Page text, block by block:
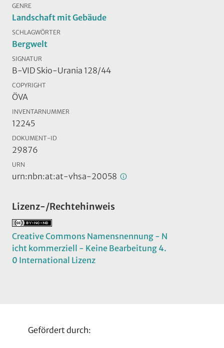
GENRE
Landschaft mit Gebäude
SCHLAGWÖRTER
Bergwelt
SIGNATUR
B-VID Skio-Urania 128/44
COPYRIGHT
ÖVA
INVENTARNUMMER
12245
DOKUMENT-ID
29876
URN
urn:nbn:at:at-vhsa-20058
Lizenz-/Rechtehinweis
Creative Commons Namensnennung - N
icht kommerziell - Keine Bearbeitung 4.
0 International Lizenz
Gefördert durch: